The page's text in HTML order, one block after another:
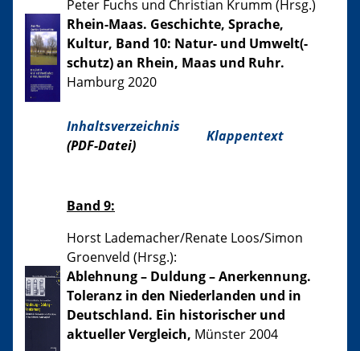
Peter Fuchs und Christian Krumm (Hrsg.)
Rhein-Maas. Geschichte, Sprache,
Kultur, Band 10: Natur- und Umwelt(-
schutz) an Rhein, Maas und Ruhr.
Hamburg 2020
Inhaltsverzeichnis
(PDF-Datei)
Klappentext
Band 9:
Horst Lademacher/Renate Loos/Simon
Groenveld (Hrsg.):
Ablehnung – Duldung – Anerkennung.
Toleranz in den Niederlanden und in
Deutschland. Ein historischer und
aktueller Vergleich, Münster 2004